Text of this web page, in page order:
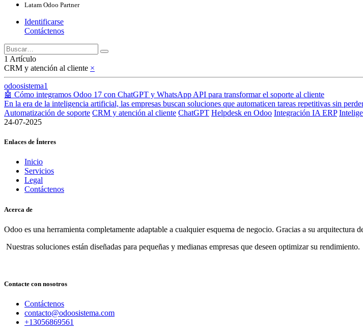
Latam Odoo Partner
Identificarse
Contáctenos
1 Artículo
CRM y atención al cliente ×
odoosistema1
🤖 Cómo integramos Odoo 17 con ChatGPT y WhatsApp API para transformar el soporte al cliente
En la era de la inteligencia artificial, las empresas buscan soluciones que automaticen tareas repetitivas sin
Automatización de soporte CRM y atención al cliente ChatGPT Helpdesk en Odoo Integración IA ERP
24-07-2025
Enlaces de Ínteres
Inicio
Servicios
Legal
Contáctenos
Acerca de
Odoo es una herramienta completamente adaptable a cualquier esquema de negocio. Gracias a su
Nuestras soluciones están diseñadas para pequeñas y medianas empresas que deseen optimizar su rendimiento.
Contacte con nosotros
Contáctenos
contacto@odoosistema.com
+13056869561